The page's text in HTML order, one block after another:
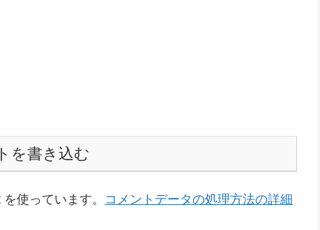
を書き込む
使っています。 コメントデータの処理方法の詳細